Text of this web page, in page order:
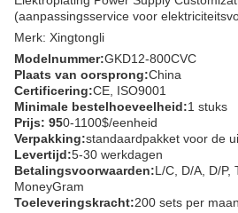
(aanpassingsservice voor
Merk: Xingtongli
Modelnummer:GKD12-800CVC
Plaats van oorsprong:China
Certificering:CE, ISO9001
Minimale bestelhoeveelheid:1 stuks
Prijs: 950-1100$/eenheid
Verpakking:standaardpakket voor de
Levertijd:5-30 werkdagen
Betalingsvoorwaarden:L/C, D/A, D/P,
MoneyGram
Toeleveringskracht:200 sets per